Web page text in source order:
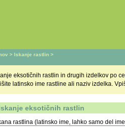
> Iskanje rastlin >
eksotičnih rastlin in drugih izdelkov po
latinsko ime rastline ali naziv izdelka.
eksotičnih rastlin
rastlina (latinsko ime, lahko samo del